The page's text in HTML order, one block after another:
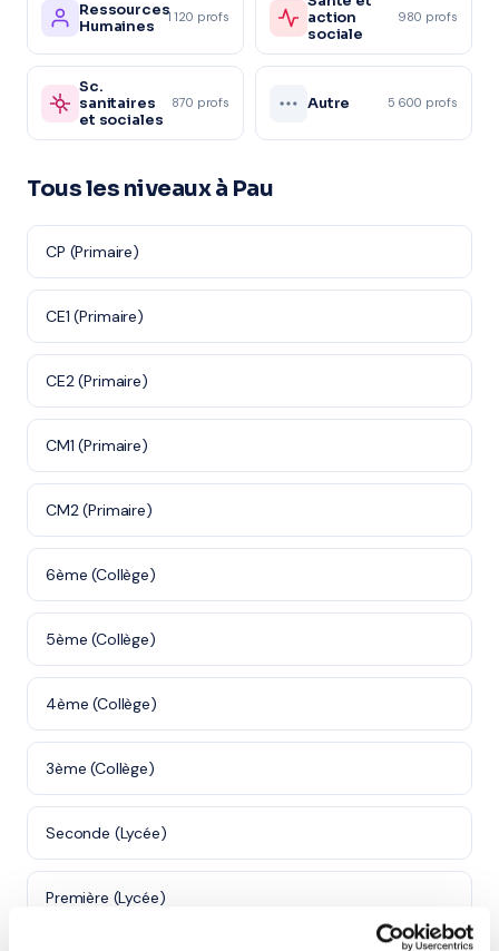
Ressources
Humaines
1 120 profs
action
sociale
980 profs
Sc.
sanitaires
et sociales
870 profs Autre 5 600 profs
Tous les niveaux à Pau
CP (Primaire)
CE1 (Primaire)
CE2 (Primaire)
CM1 (Primaire)
CM2 (Primaire)
6ème (Collège)
5ème (Collège)
4ème (Collège)
3ème (Collège)
Seconde (Lycée)
Première (Lycée)